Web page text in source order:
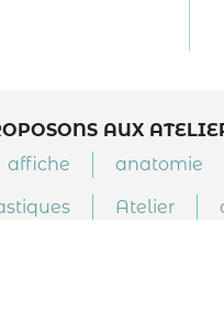
AUX
affiche anatomie
Atelier